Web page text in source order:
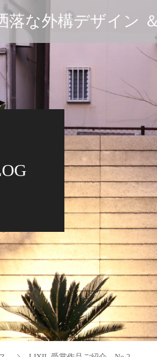
落な外構デザイン